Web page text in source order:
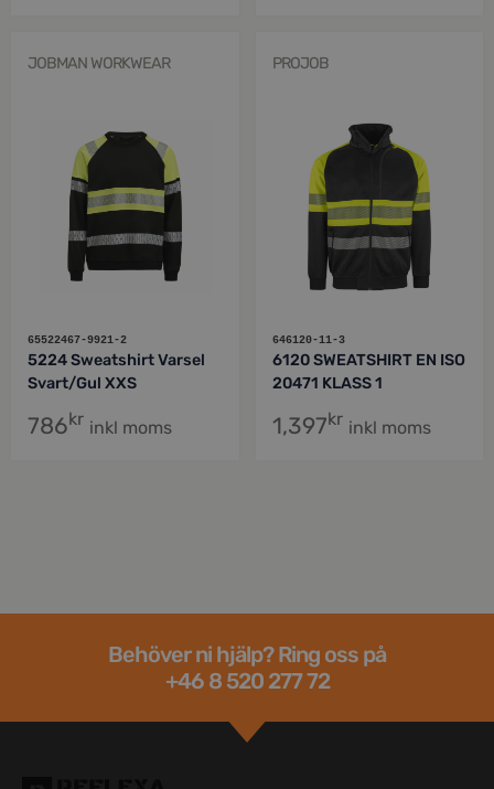
JOBMAN WORKWEAR
65522467-9921-2
5224 Sweatshirt Varsel
Svart/Gul XXS
786kr inkl moms
PROJOB
646120-11-3
6120 SWEATSHIRT EN ISO
20471 KLASS 1
1,397kr inkl moms
Behöver ni hjälp? Ring oss på
+46 8 520 277 72